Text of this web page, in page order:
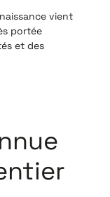
vient
portée
et des